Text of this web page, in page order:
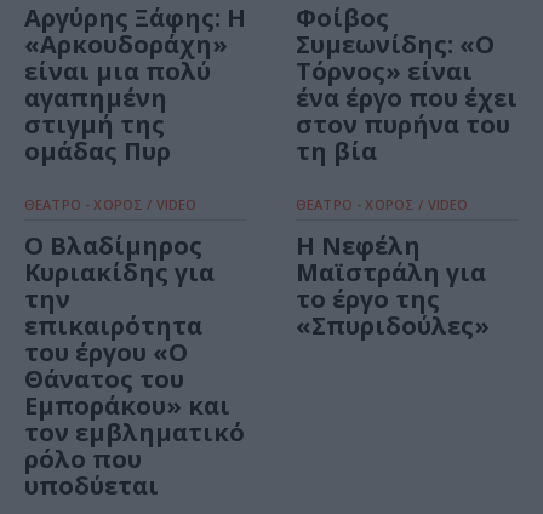
Αργύρης Ξάφης: Η
«Αρκουδοράχη»
είναι μια πολύ
αγαπημένη
στιγμή της
ομάδας Πυρ
Φοίβος
Συμεωνίδης: «Ο
Τόρνος» είναι
ένα έργο που έχει
στον πυρήνα του
τη βία
ΘΕΑΤΡΟ - ΧΟΡΟΣ / VIDEO
Ο Βλαδίμηρος
Κυριακίδης για
την
επικαιρότητα
του έργου «Ο
Θάνατος του
Εμποράκου» και
τον εμβληματικό
ρόλο που
υποδύεται
ΘΕΑΤΡΟ - ΧΟΡΟΣ / VIDEO
Η Νεφέλη
Μαϊστράλη για
το έργο της
«Σπυριδούλες»